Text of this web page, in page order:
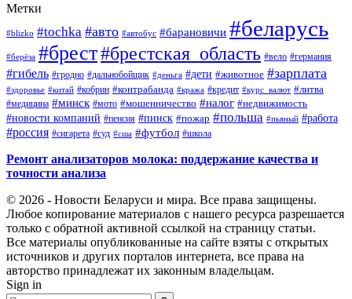
Метки
#blizko #tochka #авто #автобус #барановичи #беларусь
#берёза #брест#брестская_область #вело #германия
#гибель #гродно #дальнобойщик #деньга #дети #животное #зарплата
#здоровье #китай #кобрин #контрабанда #кража #кредит #курс_валют #литва
#медицина #минск #мото #мошенничество #налог #недвижимость
#новости компаний #пенсия #пинск #пожар #польша #пьяный #работа
#россия #сигарета #суд #сша #футбол #школа
Ремонт анализаторов молока: поддержание качества и
точности анализа
© 2026 - Новости Беларуси и мира. Все права защищены.
Любое копирование материалов с нашего ресурса разрешается
только с обратной активной ссылкой на страницу статьи.
Все материалы опубликованные на сайте взяты с открытых
источников и других порталов интернета, все права на
авторство принадлежат их законным владельцам.
Sign in